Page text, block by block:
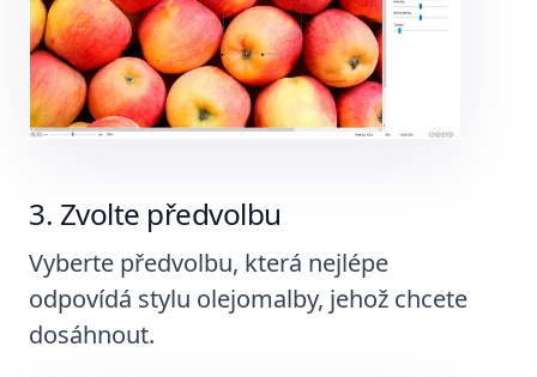
Zvolte předvolbu
Vyberte předvolbu, která nejlépe
odpovídá stylu olejomalby, jehož chcete
dosáhnout.